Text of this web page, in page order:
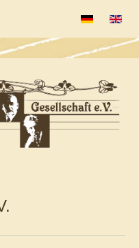
Sprache